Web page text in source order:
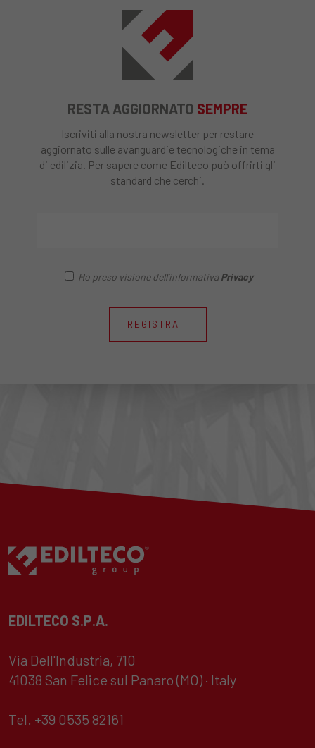
RESTA AGGIORNATO SEMPRE
Iscriviti alla nostra newsletter per restare
aggiornato sulle avanguardie tecnologiche in tema
di edilizia. Per sapere come Edilteco può offrirti gli
standard che cerchi.
Ho preso visione dell’informativa Privacy
REGISTRATI
EDILTECO S.P.A.
Via Dell'Industria, 710
41038 San Felice sul Panaro (MO) · Italy
Tel. +39 0535 82161